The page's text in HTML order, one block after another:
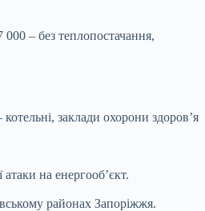
000 – без теплопостачання,
заклади охорони здоровʼя
на енергооб’єкт.
районах Запоріжжя.